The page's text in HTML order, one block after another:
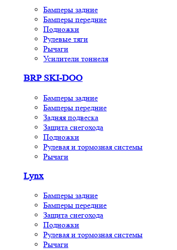
Бамперы задние
Бамперы передние
Подножки
Рулевые тяги
Рычаги
Усилители тоннеля
BRP SKI-DOO
Бамперы задние
Бамперы передние
Задняя подвеска
Защита снегохода
Подножки
Рулевая и тормозная системы
Рычаги
Lynx
Бамперы задние
Бамперы передние
Защита снегохода
Подножки
Рулевая и тормозная системы
Рычаги